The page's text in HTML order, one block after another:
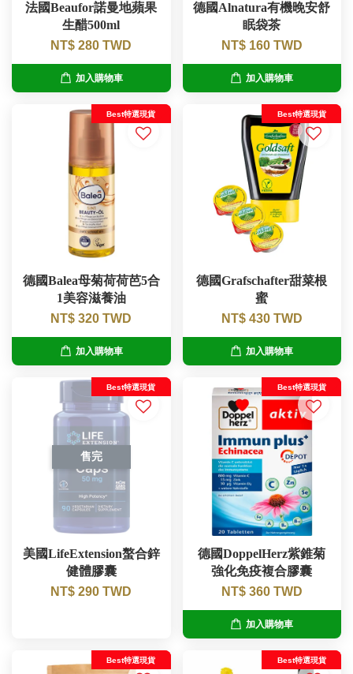
法國Beaufor諾曼地蘋果
生醋500ml
NT$ 280 TWD
加入購物車
德國Alnatura有機晚安舒
眠袋茶
NT$ 160 TWD
加入購物車
Best特選現貨
德國Balea母菊荷荷芭5合
1美容滋養油
NT$ 320 TWD
加入購物車
Best特選現貨
德國Grafschafter甜菜根
蜜
NT$ 430 TWD
加入購物車
售完
Best特選現貨
美國LifeExtension螯合鋅
健體膠囊
NT$ 290 TWD
Best特選現貨
德國DoppelHerz紫錐菊
強化免疫複合膠囊
NT$ 360 TWD
加入購物車
Best特選現貨 Best特選現貨